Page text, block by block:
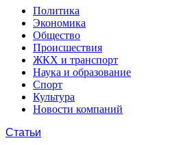
Политика
Экономика
Общество
Происшествия
ЖКХ и транспорт
Наука и образование
Спорт
Культура
Новости компаний
Статьи